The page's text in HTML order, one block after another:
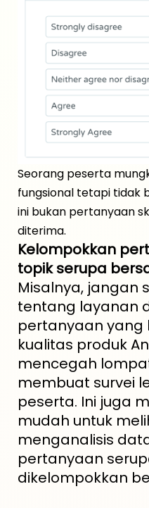
Seorang peserta
fungsional tetapi tidak
ini bukan pertanyaan
diterima.
Kelompokkan
topik serupa
Misalnya, jangan
tentang layanan
pertanyaan
kualitas produk
mencegah
membuat survei
peserta. Ini juga
mudah untuk
menganalisis
pertanyaan
dikelompokkan